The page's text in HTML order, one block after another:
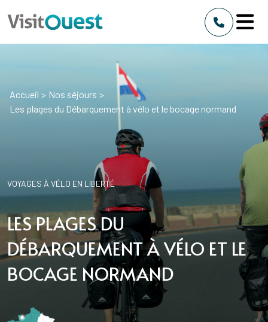
Accueil > Nos séjours >
Les plages du Débarquement à vélo et le bocage normand
VOYAGES À VÉLO EN LIBERTÉ
LES PLAGES DU
DÉBARQUEMENT À VÉLO ET LE
BOCAGE NORMAND